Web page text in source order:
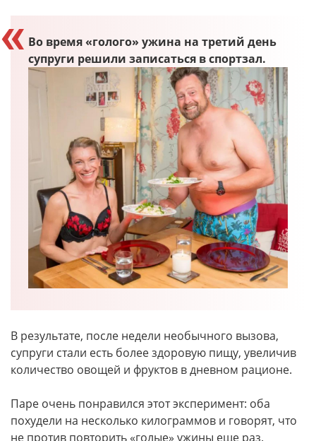
Во время «голого» ужина на третий день
супруги решили записаться в спортзал.
В результате, после недели необычного вызова,
супруги стали есть более здоровую пищу, увеличив
количество овощей и фруктов в дневном рационе.
Паре очень понравился этот эксперимент: оба
похудели на несколько килограммов и говорят, что
не против повторить «голые» ужины еще раз.